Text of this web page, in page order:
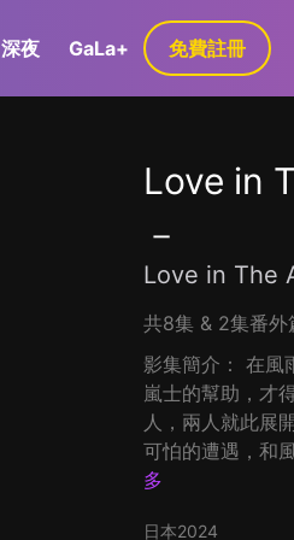
深夜 GaLa+ 免費註冊
Love in
－
Love in The
共8集 & 2集番外
影集簡介： 在風
嵐士的幫助，才
人，兩人就此展
可怕的遭遇，和
多
日本2024